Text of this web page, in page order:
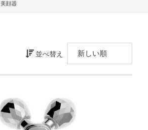
美顔器
並べ替え